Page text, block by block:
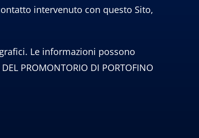
intervenuto con questo Sito,
Le informazioni possono
PROMONTORIO DI PORTOFINO